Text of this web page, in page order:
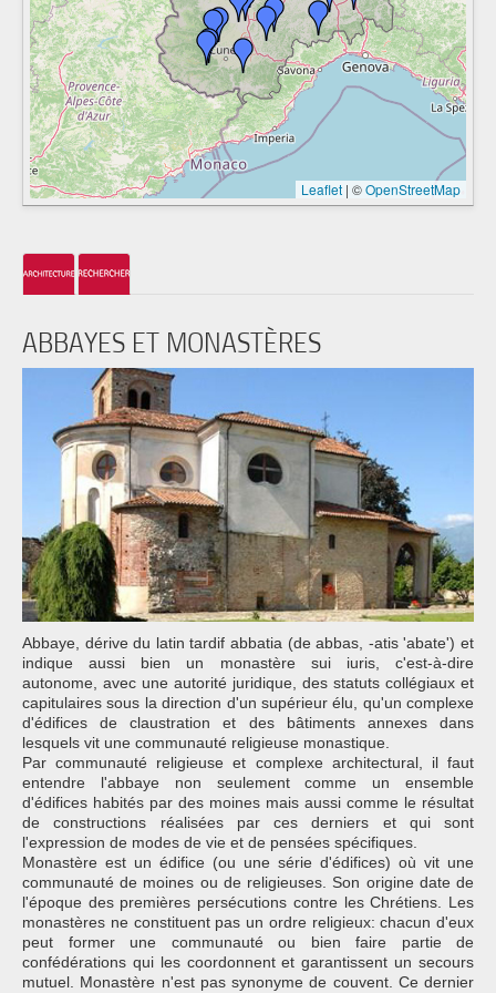
Leaflet | ©OpenStreetMap
ABBAYES ET MONASTÈRES
Abbaye, dérive du latin tardif abbatia (de abbas, -atis 'abate') et
indique aussi bien un monastère sui iuris, c'est-à-dire
autonome, avec une autorité juridique, des statuts collégiaux et
capitulaires sous la direction d'un supérieur élu, qu'un complexe
d'édifices de claustration et des bâtiments annexes dans
lesquels vit une communauté religieuse monastique.
Par communauté religieuse et complexe architectural, il faut
entendre l'abbaye non seulement comme un ensemble
d'édifices habités par des moines mais aussi comme le résultat
de constructions réalisées par ces derniers et qui sont
l'expression de modes de vie et de pensées spécifiques.
Monastère est un édifice (ou une série d'édifices) où vit une
communauté de moines ou de religieuses. Son origine date de
l'époque des premières persécutions contre les Chrétiens. Les
monastères ne constituent pas un ordre religieux: chacun d'eux
peut former une communauté ou bien faire partie de
confédérations qui les coordonnent et garantissent un secours
mutuel. Monastère n'est pas synonyme de couvent. Ce dernier